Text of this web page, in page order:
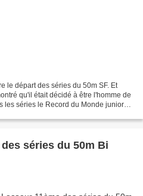
le départ des séries du 50m SF. Et
qu'il était décidé à être l'homme de
les séries le Record du Monde junior
séries du 50m Bi